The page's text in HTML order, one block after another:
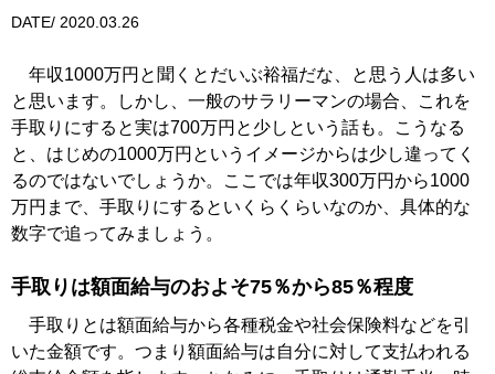
DATE/ 2020.03.26
年収1000万円と聞くとだいぶ裕福だな、と思う人は多い
と思います。しかし、一般のサラリーマンの場合、これを
手取りにすると実は700万円と少しという話も。こうなる
と、はじめの1000万円というイメージからは少し違ってく
るのではないでしょうか。ここでは年収300万円から1000
万円まで、手取りにするといくらくらいなのか、具体的な
数字で追ってみましょう。
手取りは額面給与のおよそ75％から85％程度
手取りとは額面給与から各種税金や社会保険料などを引
いた金額です。つまり額面給与は自分に対して支払われる